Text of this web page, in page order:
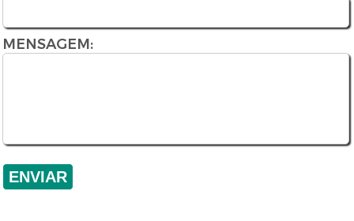
MENSAGEM: